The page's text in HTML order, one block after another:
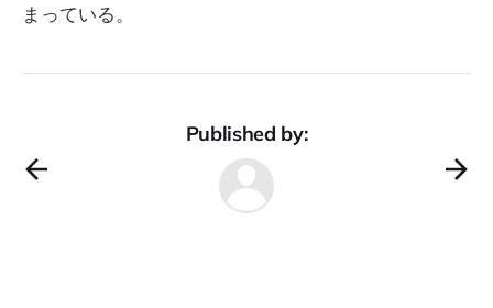
まっている。
Published by: